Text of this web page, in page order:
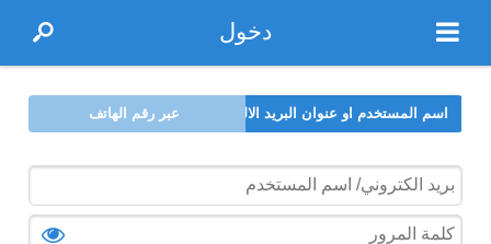
دخول
اسم المستخدم او عنوان البريد الالكتروني عبر رقم الهاتف